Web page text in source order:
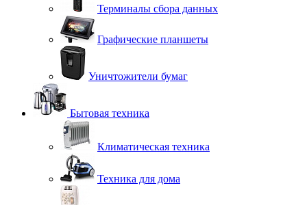
Терминалы сбора данных
Графические планшеты
Уничтожители бумаг
Бытовая техника
Климатическая техника
Техника для дома